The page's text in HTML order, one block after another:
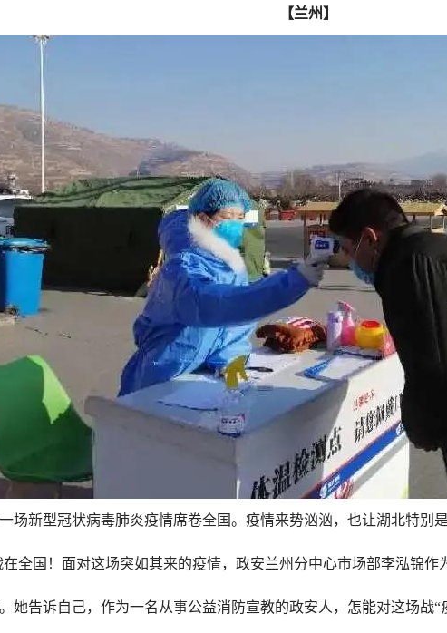
【兰州】
场新型冠状病毒肺炎疫情席卷全国。疫情来势汹汹，也让湖北特别
在全国！面对这场突如其来的疫情，政安兰州分中心市场部李泓锦
她告诉自己，作为一名从事公益消防宣教的政安人，怎能对这场战